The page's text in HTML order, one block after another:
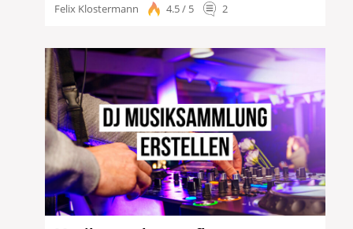
Felix Klostermann 4.5 / 5 2